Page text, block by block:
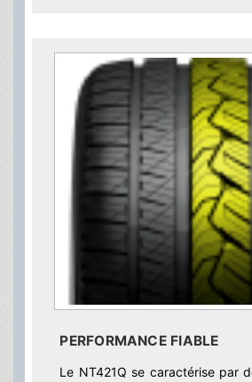
PERFORMANCE FIABLE
Le NT421Q se caractérise par